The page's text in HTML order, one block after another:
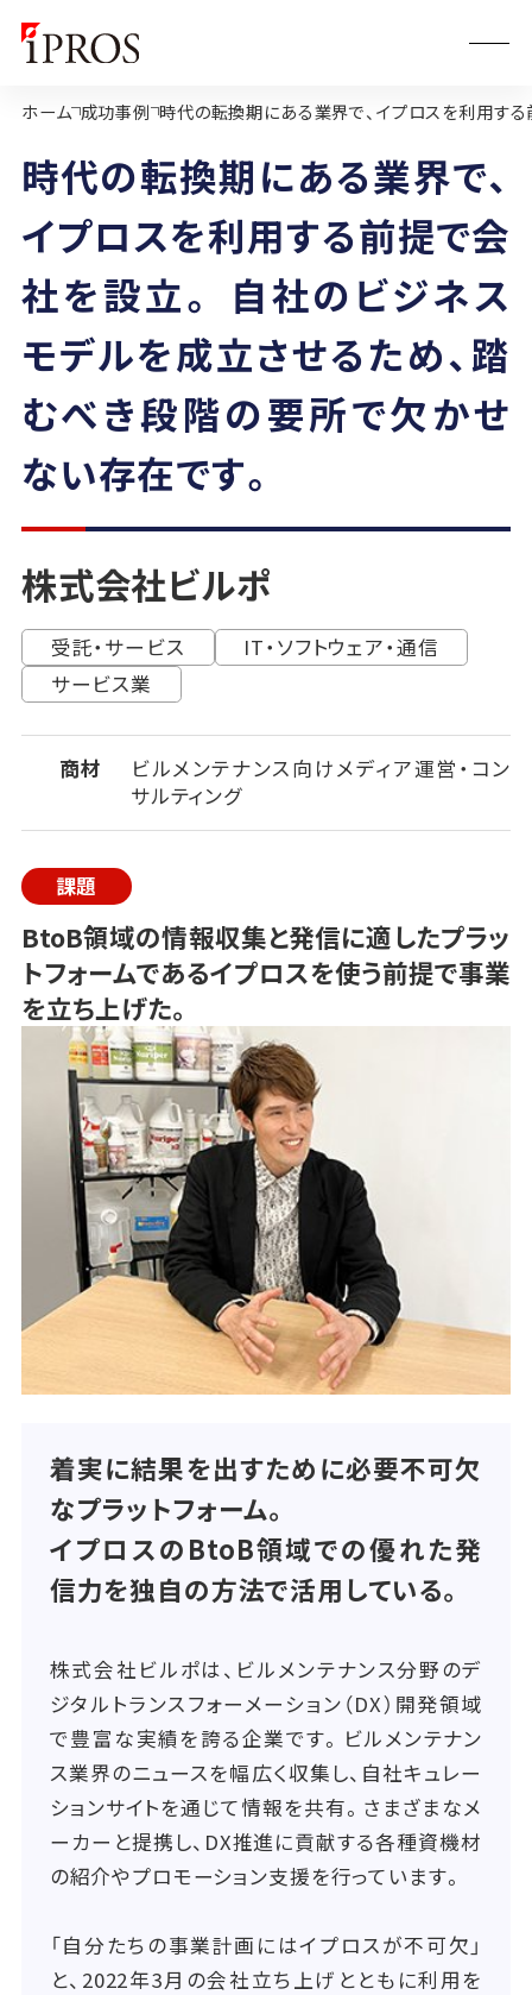
ホーム 成功事例 時代の転換期にある業界で、イプロスを利用す
時代の転換期にある業界で、
イプロスを利用する前提で会
社を設立。 自社のビジネス
モデルを成立させるため、踏
むべき段階の要所で欠かせ
ない存在です。
株式会社ビルポ
受託・サービス
IT・ソフトウェア・通信
サービス業
商材
ビルメンテナンス向けメディア運営・コン
サルティング
課題
BtoB領域の情報収集と発信に適したプラッ
トフォームであるイプロスを使う前提で事業
を立ち上げた。
着実に結果を出すために必要不可欠
なプラットフォーム。
イプロスのBtoB領域での優れた発
信力を独自の方法で活用している。
株式会社ビルポは、ビルメンテナンス分野のデ
ジタルトランスフォーメーション（DX）開発領域
で豊富な実績を誇る企業です。ビルメンテナン
ス業界のニュースを幅広く収集し、自社キュレー
ションサイトを通じて情報を共有。さまざまなメ
ーカーと提携し、DX推進に貢献する各種資機材
の紹介やプロモーション支援を行っています。
「自分たちの事業計画にはイプロスが不可欠」
と、2022年3月の会社立ち上げとともに利用を